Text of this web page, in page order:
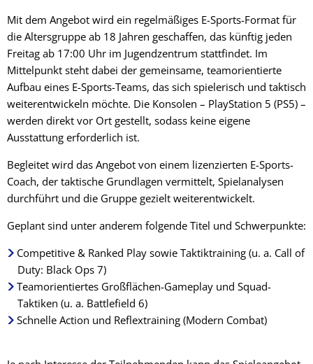
Mit dem Angebot wird ein regelmäßiges E-Sports-Format für
die Altersgruppe ab 18 Jahren geschaffen, das künftig jeden
Freitag ab 17:00 Uhr im Jugendzentrum stattfindet. Im
Mittelpunkt steht dabei der gemeinsame, teamorientierte
Aufbau eines E-Sports-Teams, das sich spielerisch und taktisch
weiterentwickeln möchte. Die Konsolen – PlayStation 5 (PS5) –
werden direkt vor Ort gestellt, sodass keine eigene
Ausstattung erforderlich ist.
Begleitet wird das Angebot von einem lizenzierten E-Sports-
Coach, der taktische Grundlagen vermittelt, Spielanalysen
durchführt und die Gruppe gezielt weiterentwickelt.
Geplant sind unter anderem folgende Titel und Schwerpunkte:
Competitive & Ranked Play sowie Taktiktraining (u. a. Call of
Duty: Black Ops 7)
Teamorientiertes Großflächen-Gameplay und Squad-
Taktiken (u. a. Battlefield 6)
Schnelle Action und Reflextraining (Modern Combat)